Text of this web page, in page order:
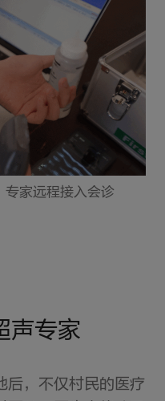
专家远程接入会诊
声专家
后，不仅村民的医疗